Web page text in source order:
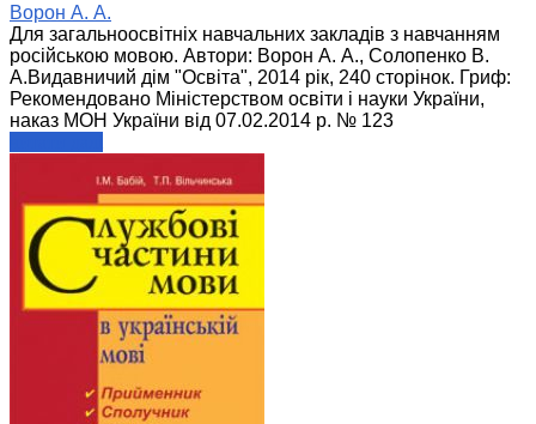
Ворон А. А.
Для загальноосвітніх навчальних закладів з навчанням
російською мовою. Автори: Ворон А. А., Солопенко В.
А.Видавничий дім "Освіта", 2014 рік, 240 сторінок. Гриф:
Рекомендовано Міністерством освіти і науки України,
наказ МОН України від 07.02.2014 р. № 123